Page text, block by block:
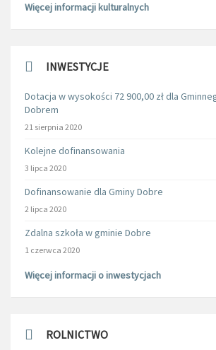
Więcej informacji kulturalnych
INWESTYCJE
Dotacja w wysokości 72 900,00 zł dla
Dobrem
21 sierpnia 2020
Kolejne dofinansowania
3 lipca 2020
Dofinansowanie dla Gminy Dobre
2 lipca 2020
Zdalna szkoła w gminie Dobre
1 czerwca 2020
Więcej informacji o inwestycjach
ROLNICTWO